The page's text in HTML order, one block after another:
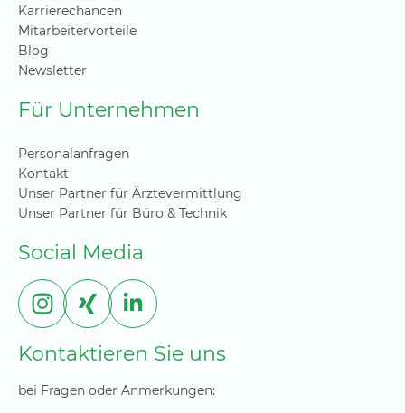
Karrierechancen
Mitarbeitervorteile
Blog
Newsletter
Für Unternehmen
Personalanfragen
Kontakt
Unser Partner für Ärztevermittlung
Unser Partner für Büro & Technik
Social Media
Kontaktieren Sie uns
bei Fragen oder Anmerkungen: